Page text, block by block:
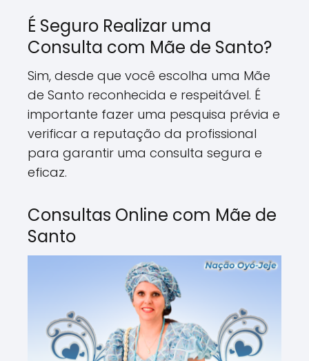
É Seguro Realizar uma
Consulta com Mãe de Santo?
Sim, desde que você escolha uma Mãe
de Santo reconhecida e respeitável. É
importante fazer uma pesquisa prévia e
verificar a reputação da profissional
para garantir uma consulta segura e
eficaz.
Consultas Online com Mãe de
Santo